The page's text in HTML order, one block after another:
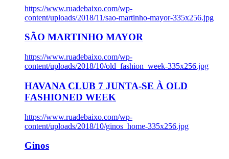
https://www.ruadebaixo.com/wp-
content/uploads/2018/11/sao-martinho-mayor-335x256.jpg
SÃO MARTINHO MAYOR
https://www.ruadebaixo.com/wp-
content/uploads/2018/10/old_fashion_week-335x256.jpg
HAVANA CLUB 7 JUNTA-SE À OLD
FASHIONED WEEK
https://www.ruadebaixo.com/wp-
content/uploads/2018/10/ginos_home-335x256.jpg
Ginos